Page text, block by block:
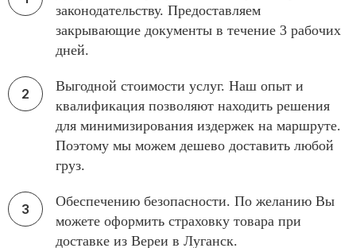
законодательству. Предоставляем
закрывающие документы в течение 3 рабочих
дней.
Выгодной стоимости услуг. Наш опыт и
квалификация позволяют находить решения
для минимизирования издержек на маршруте.
Поэтому мы можем дешево доставить любой
груз.
Обеспечению безопасности. По желанию Вы
можете оформить страховку товара при
доставке из Вереи в Луганск.